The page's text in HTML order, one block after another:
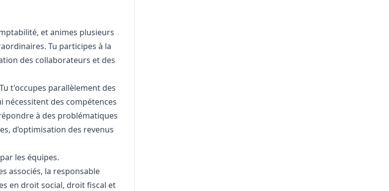
et animes plusieurs
Tu participes à la
des collaborateurs et des
t'occupes parallèlement des
nécessitent des compétences
à des problématiques
d’optimisation des revenus
les équipes.
associés, la responsable
en droit social, droit fiscal et